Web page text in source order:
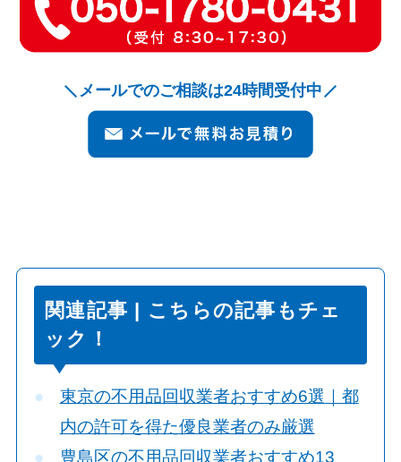
メールでのご相談は24時間受付中
関連記事 | こちらの記事もチェ
ック！
東京の不用品回収業者おすすめ6選｜都
内の許可を得た優良業者のみ厳選
豊島区の不用品回収業者おすすめ13